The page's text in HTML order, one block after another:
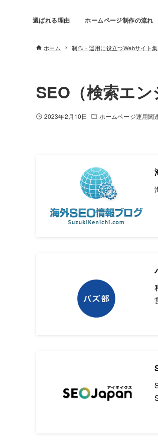
選ばれる理由 ホームページ制作の流れ
ホーム 制作・運用に役立つWebサイト集
SEO（検索エ
2023年2月10日 ホームページ運用関